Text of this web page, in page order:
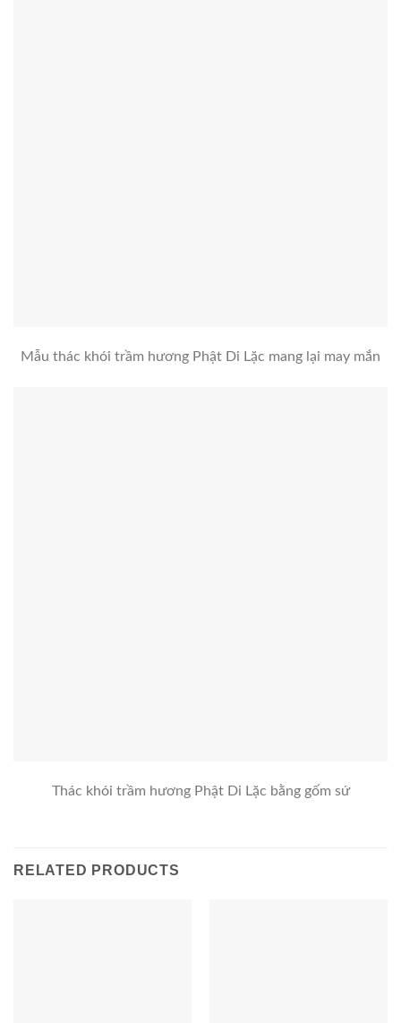
Mẫu thác khói trầm hương Phật Di Lặc mang lại may mắn
Thác khói trầm hương Phật Di Lặc bằng gốm sứ
RELATED PRODUCTS